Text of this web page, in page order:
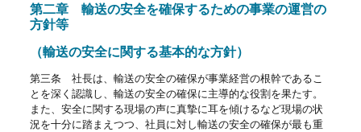
第二章 輸送の安全を確保するための事業の運営の
方針等
（輸送の安全に関する基本的な方針）
第三条 社長は、輸送の安全の確保が事業経営の根幹であるこ
とを深く認識し、輸送の安全の確保に主導的な役割を果たす。
また、安全に関する現場の声に真摯に耳を傾けるなど現場の状
況を十分に踏まえつつ、社員に対し輸送の安全の確保が最も重